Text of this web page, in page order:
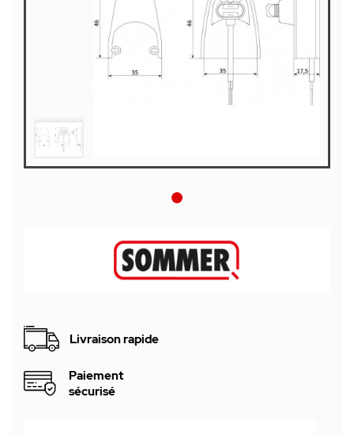
Livraison rapide
Paiement
sécurisé